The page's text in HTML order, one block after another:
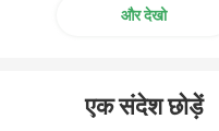
उपकरण ट्रॉली
और देखो
एक संदेश छोड़ें